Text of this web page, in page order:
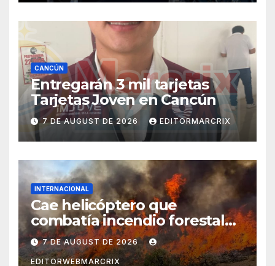
CANCÚN
Entregarán 3 mil tarjetas
Tarjetas Joven en Cancún
7 DE AUGUST DE 2026 EDITORMARCRIX
INTERNACIONAL
Cae helicóptero que
combatía incendio forestal
en Utah
7 DE AUGUST DE 2026
EDITORWEBMARCRIX